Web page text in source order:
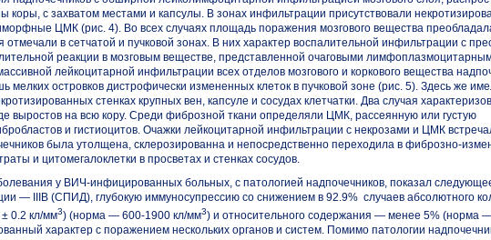
коры, с захватом местами и капсулы. В зонах инфильтрации присутствовали
ЦМК (рис. 4). Во всех случаях площадь поражения мозгового вещества
в сетчатой и пучковой зонах. В них характер воспалительной инфильтрации с
реакции в мозговым веществе, представленной очаговыми
лейкоцитарной инфильтрации всех отделов мозгового и коркового вещества
островков дистрофически измененных клеток в пучковой зоне (рис. 5). Здесь же
стенках крупных вен, капсуле и сосудах клетчатки. Два случая
выростов на всю кору. Среди фиброзной ткани определяли ЦМК, рассеянную или густую
и гистиоцитов. Очажки лейкоцитарной инфильтрации с некрозами и ЦМК
была утолщена, склерозированна и непосредственно переходила в фиброзно-
и цитомегалоклетки в просветах и стенках сосудов.
у ВИЧ-инфицированных больных, с патологией надпочечников, показал
— IIIВ (СПИД), глубокую иммуносупрессию со снижением в 92.9% случаев абсолютного
0.2 кл/мм3) (норма — 600-1900 кл/мм3) и относительного содержания — менее 5% (норма
характер с поражением нескольких органов и систем. Помимо патологии